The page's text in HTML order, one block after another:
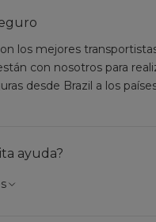
los mejores
con nosotros para
desde Brazil a los
ayuda?